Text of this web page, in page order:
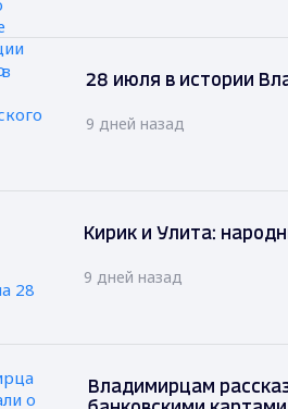
28 июля в истории
9 дней назад
Кирик и Улита:
9 дней назад
Владимирцам